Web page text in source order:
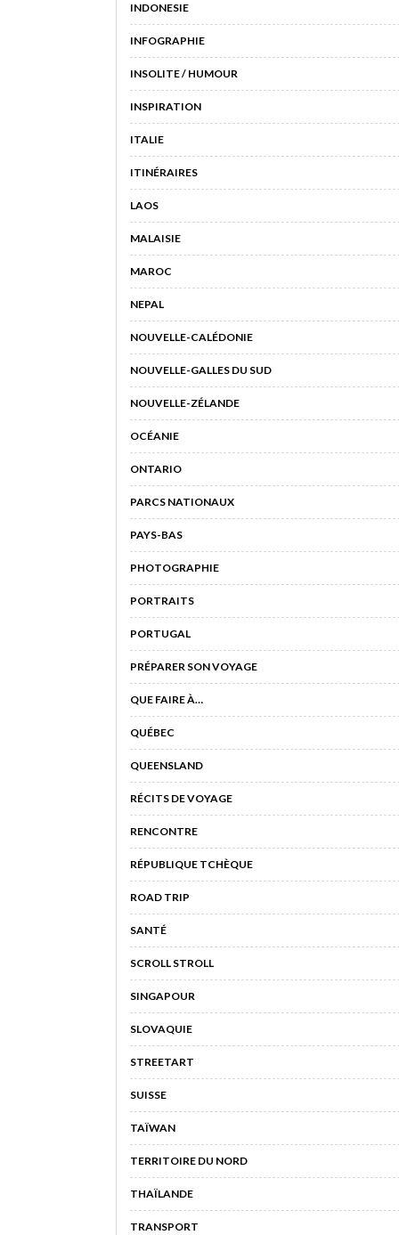
INDONESIE
INFOGRAPHIE
INSOLITE / HUMOUR
INSPIRATION
ITALIE
ITINÉRAIRES
LAOS
MALAISIE
MAROC
NEPAL
NOUVELLE-CALÉDONIE
NOUVELLE-GALLES DU SUD
NOUVELLE-ZÉLANDE
OCÉANIE
ONTARIO
PARCS NATIONAUX
PAYS-BAS
PHOTOGRAPHIE
PORTRAITS
PORTUGAL
PRÉPARER SON VOYAGE
QUE FAIRE À…
QUÉBEC
QUEENSLAND
RÉCITS DE VOYAGE
RENCONTRE
RÉPUBLIQUE TCHÈQUE
ROAD TRIP
SANTÉ
SCROLL STROLL
SINGAPOUR
SLOVAQUIE
STREETART
SUISSE
TAÏWAN
TERRITOIRE DU NORD
THAÏLANDE
TRANSPORT